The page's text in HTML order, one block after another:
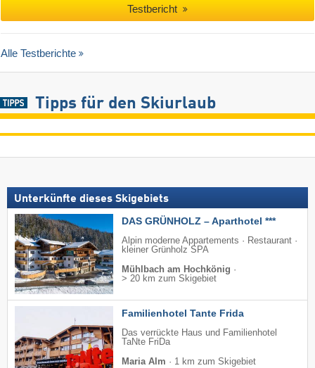
Testbericht
Alle Testberichte
Tipps für den Skiurlaub
Unterkünfte dieses Skigebiets
DAS GRÜNHOLZ – Aparthotel ***
Alpin moderne Appartements · Restaurant ·
kleiner Grünholz SPA
Mühlbach am Hochkönig ·
> 20 km zum Skigebiet
Familienhotel Tante Frida
Das verrückte Haus und Familienhotel
TaNte FriDa
Maria Alm · 1 km zum Skigebiet